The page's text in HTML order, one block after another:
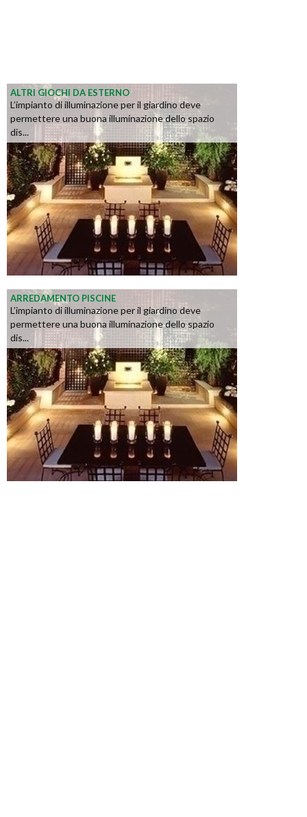
ALTRI GIOCHI DA ESTERNO
L’impianto di illuminazione per il giardino deve
permettere una buona illuminazione dello spazio
dis...
ARREDAMENTO PISCINE
L’impianto di illuminazione per il giardino deve
permettere una buona illuminazione dello spazio
dis...